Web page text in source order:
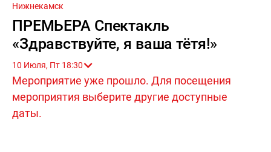
Нижнекамск
ПРЕМЬЕРА Спектакль
«Здравствуйте, я ваша тётя!»
10 Июля, Пт 18:30
Мероприятие уже прошло. Для посещения
мероприятия выберите другие доступные
даты.